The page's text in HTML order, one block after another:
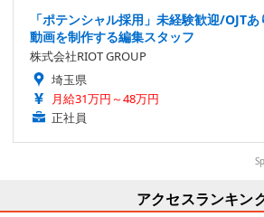
「ポテンシャル採用」未経験歓迎/OJT
動画を制作する編集スタッフ
株式会社RIOT GROUP
埼玉県
月給31万円～48万円
正社員
アクセスランキン